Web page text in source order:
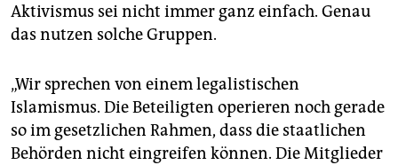
Aktivismus sei nicht immer ganz einfach. Genau
das nutzen solche Gruppen.
„Wir sprechen von einem legalistischen
Islamismus. Die Beteiligten operieren noch gerade
so im gesetzlichen Rahmen, dass die staatlichen
Behörden nicht eingreifen können. Die Mitglieder